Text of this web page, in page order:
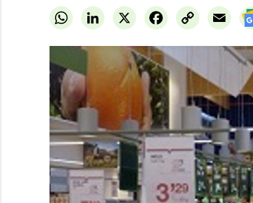
WhatsAppLinkedInX FacebookCopy
Link
Email